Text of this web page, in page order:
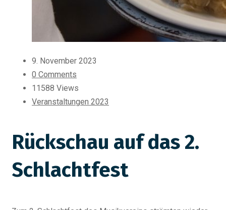
9. November 2023
0 Comments
11588 Views
Veranstaltungen 2023
Rückschau auf das 2.
Schlachtfest